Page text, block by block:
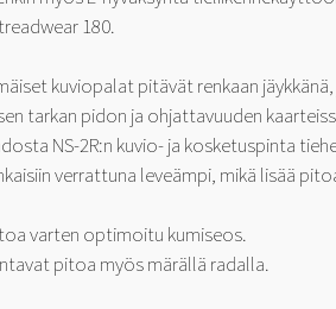
180.
kuviopalat pitävät renkaan jäykkänä,
tarkan pidon ja ohjattavuuden
NS-2R:n kuvio- ja kosketuspinta
verrattuna leveämpi, mikä lisää
varten optimoitu kumiseos.
pitoa myös märällä radalla.